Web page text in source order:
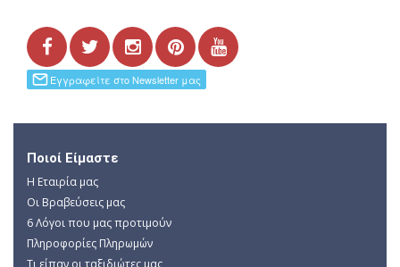
Ποιοί Είμαστε
Η Εταιρία μας
Οι Βραβεύσεις μας
6 Λόγοι που μας προτιμούν
Πληροφορίες Πληρωμών